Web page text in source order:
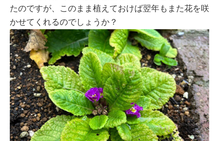
たのですが、このまま植えておけば翌年もまた花を咲
かせてくれるのでしょうか？